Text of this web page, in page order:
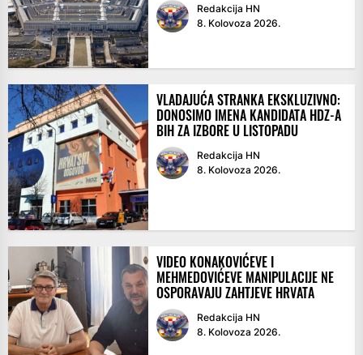
Redakcija HN
8. Kolovoza 2026.
VLADAJUĆA STRANKA EKSKLUZIVNO:
DONOSIMO IMENA KANDIDATA HDZ-A
BIH ZA IZBORE U LISTOPADU
Redakcija HN
8. Kolovoza 2026.
VIDEO KONAKOVIĆEVE I
MEHMEDOVIĆEVE MANIPULACIJE NE
OSPORAVAJU ZAHTJEVE HRVATA
Redakcija HN
8. Kolovoza 2026.